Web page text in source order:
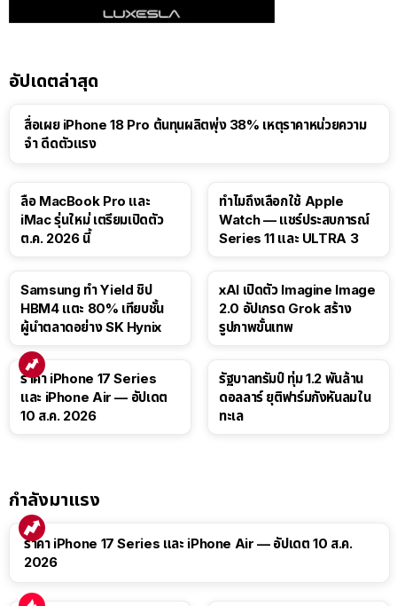
อัปเดตล่าสุด
สื่อเผย iPhone 18 Pro ต้นทุนผลิตพุ่ง 38% เหตุราคาหน่วยความ
จำ ดีดตัวแรง
ลือ MacBook Pro และ
iMac รุ่นใหม่ เตรียมเปิดตัว
ต.ค. 2026 นี้
ทำไมถึงเลือกใช้ Apple
Watch — แชร์ประสบการณ์
Series 11 และ ULTRA 3
Samsung ทำ Yield ชิป
HBM4 แตะ 80% เทียบชั้น
ผู้นำตลาดอย่าง SK Hynix
xAI เปิดตัว Imagine Image
2.0 อัปเกรด Grok สร้าง
รูปภาพขั้นเทพ
ราคา iPhone 17 Series
และ iPhone Air — อัปเดต
10 ส.ค. 2026
รัฐบาลทรัมป์ ทุ่ม 1.2 พันล้าน
ดอลลาร์ ยุติฟาร์มกังหันลมใน
ทะเล
กำลังมาแรง
ราคา iPhone 17 Series และ iPhone Air — อัปเดต 10 ส.ค.
2026